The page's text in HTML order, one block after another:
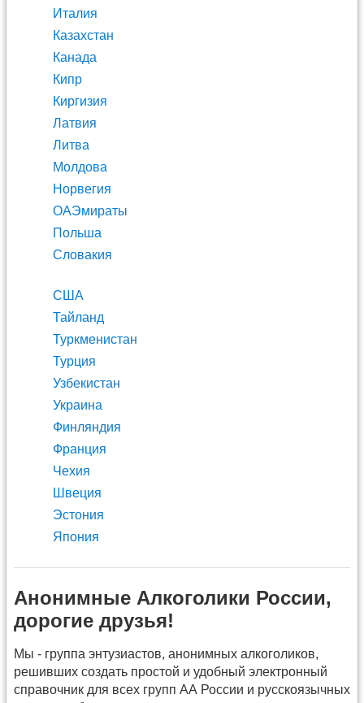
Италия
Казахстан
Канада
Кипр
Киргизия
Латвия
Литва
Молдова
Норвегия
ОАЭмираты
Польша
Словакия
США
Тайланд
Туркменистан
Турция
Узбекистан
Украина
Финляндия
Франция
Чехия
Швеция
Эстония
Япония
Анонимные Алкоголики России,
дорогие друзья!
Мы - группа энтузиастов, анонимных алкоголиков,
решивших создать простой и удобный электронный
справочник для всех групп АА России и русскоязычных